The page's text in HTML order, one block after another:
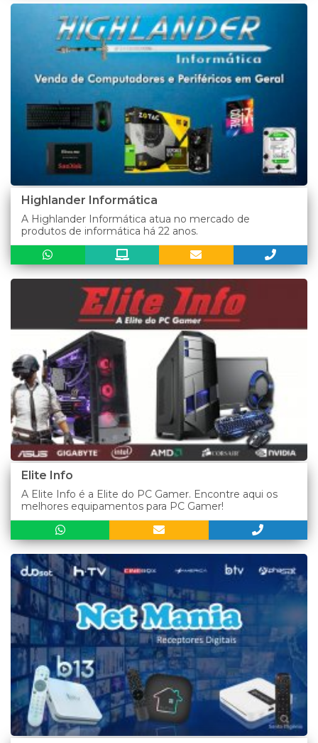
Highlander Informática
A Highlander Informática atua no mercado de
produtos de informática há 22 anos.
Elite Info
A Elite Info é a Elite do PC Gamer. Encontre aqui os
melhores equipamentos para PC Gamer!